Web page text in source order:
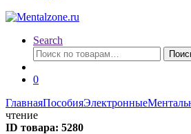
Search
Искать:
0
ГлавнаяПособияЭлектронные
чтение
ID товара: 5280